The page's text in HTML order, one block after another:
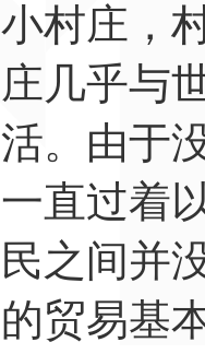
小村庄，
庄几乎与
活。由于
一直过着
民之间并
的贸易基